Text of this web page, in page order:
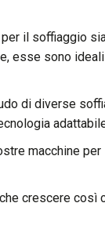
il soffiaggio
esse sono
di diverse
macchine
crescere così